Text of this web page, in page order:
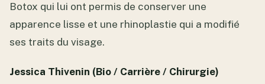
Botox qui lui ont permis de conserver une
apparence lisse et une rhinoplastie qui a modifié
ses traits du visage.
Jessica Thivenin (Bio / Carrière / Chirurgie)